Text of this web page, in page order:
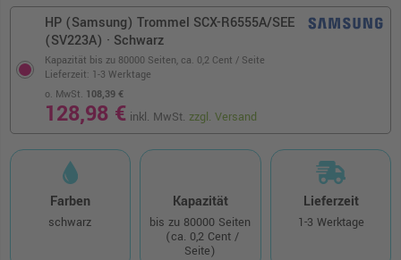
HP (Samsung) Trommel SCX-R6555A/SEE
(SV223A) · Schwarz
Kapazität bis zu 80000 Seiten, ca. 0,2 Cent / Seite
o. MwSt. 108,39 €
128,98 € inkl. MwSt.zzgl. Versand
Lieferzeit: 1-3 Werktage
Farben
schwarz
Kapazität
bis zu 80000 Seiten
(ca. 0,2 Cent /
Seite)
Lieferzeit
1-3 Werktage